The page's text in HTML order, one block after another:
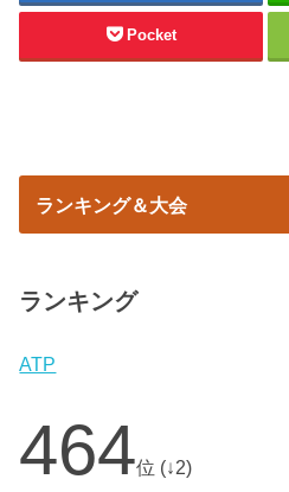
Pocket
ランキング＆大会
ランキング
ATP
464位 (↓2)